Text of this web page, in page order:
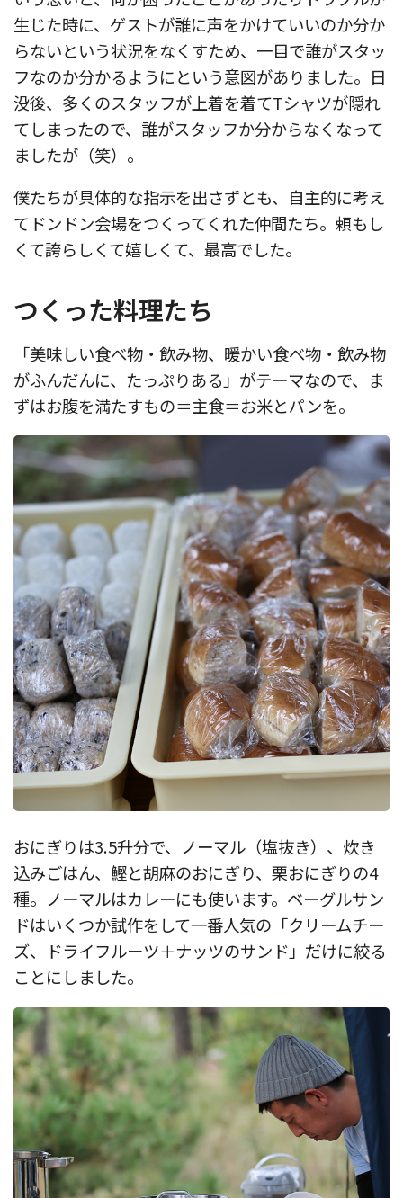
生じた時に、ゲストが誰に声をかけていいのか分か
らないという状況をなくすため、一目で誰がスタッ
フなのか分かるようにという意図がありました。日
没後、多くのスタッフが上着を着てTシャツが隠れ
てしまったので、誰がスタッフか分からなくなって
ましたが（笑）。
僕たちが具体的な指示を出さずとも、自主的に考え
てドンドン会場をつくってくれた仲間たち。頼もし
くて誇らしくて嬉しくて、最高でした。
つくった料理たち
「美味しい食べ物・飲み物、暖かい食べ物・飲み物
がふんだんに、たっぷりある」がテーマなので、ま
ずはお腹を満たすもの＝主食＝お米とパンを。
おにぎりは3.5升分で、ノーマル（塩抜き）、炊き
込みごはん、鰹と胡麻のおにぎり、栗おにぎりの4
種。ノーマルはカレーにも使います。ベーグルサン
ドはいくつか試作をして一番人気の「クリームチー
ズ、ドライフルーツ＋ナッツのサンド」だけに絞る
ことにしました。